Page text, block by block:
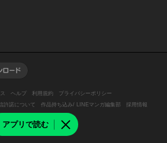
アプリで読む
ヘルプ 利用規約
プライバシーポリシー
許諾について 作品持ち込み/ LINEマンガ編集部
採用情報